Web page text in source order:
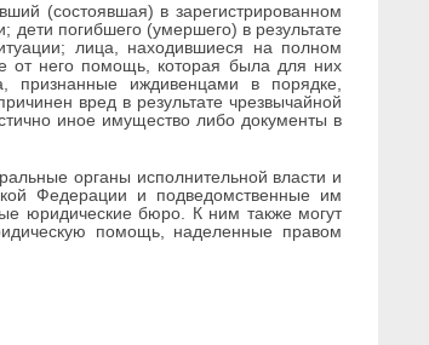
(состоявшая) в зарегистрированном
погибшего (умершего) в результате
лица, находившиеся на полном
от него помощь, которая была для них
иждивенцами в порядке,
вред в результате чрезвычайной
иное имущество либо документы в
органы исполнительной власти и
Федерации и подведомственные им
юридические бюро. К ним также могут
помощь, наделенные правом